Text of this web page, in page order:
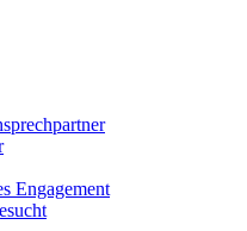
Engagement